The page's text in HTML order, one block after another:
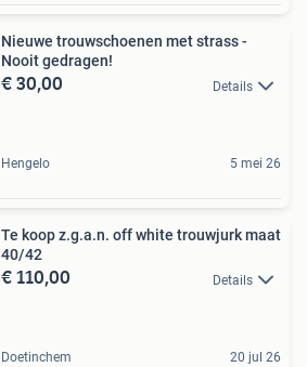
Nieuwe trouwschoenen met strass -
Nooit gedragen!
€ 30,00 Details
Hengelo 5 mei 26
Te koop z.g.a.n. off white trouwjurk maat
40/42
€ 110,00 Details
Doetinchem 20 jul 26